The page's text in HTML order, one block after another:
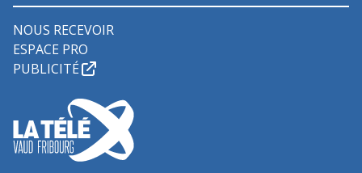
NOUS RECEVOIR
ESPACE PRO
PUBLICITÉ